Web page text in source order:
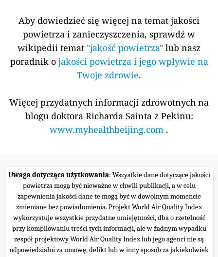
Aby dowiedzieć się więcej na temat jakości
powietrza i zanieczyszczenia, sprawdź w
wikipedii temat "jakość powietrza" lub nasz
poradnik o jakości powietrza i jego wpływie na
Twoje zdrowie.
Więcej przydatnych informacji zdrowotnych na
blogu doktora Richarda Sainta z Pekinu:
www.myhealthbeijing.com .
Uwaga dotycząca użytkowania: Wszystkie dane dotyczące jakości
powietrza mogą być nieważne w chwili publikacji, a w celu
zapewnienia jakości dane te mogą być w dowolnym momencie
zmieniane bez powiadomienia. Projekt World Air Quality Index
wykorzystuje wszystkie przydatne umiejętności, dba o rzetelność
przy kompilowaniu treści tych informacji, ale w żadnym wypadku
zespół projektowy World Air Quality Index lub jego agenci nie są
odpowiedzialni za umowę, delikt lub w inny sposób za jakiekolwiek